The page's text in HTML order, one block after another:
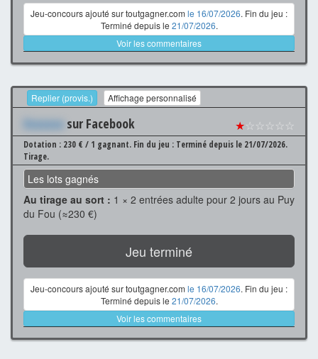
Jeu-concours ajouté sur toutgagner.com le 16/07/2026. Fin du jeu :
Terminé depuis le 21/07/2026.
Voir les commentaires
Replier (provis.) Affichage personnalisé
Xxxxxxx sur Facebook ★☆☆☆☆☆
Dotation : 230 € / 1 gagnant. Fin du jeu : Terminé depuis le 21/07/2026.
Tirage.
Les lots gagnés
Au tirage au sort : 1 × 2 entrées adulte pour 2 jours au Puy
du Fou (≈230 €)
Jeu terminé
Jeu-concours ajouté sur toutgagner.com le 16/07/2026. Fin du jeu :
Terminé depuis le 21/07/2026.
Voir les commentaires